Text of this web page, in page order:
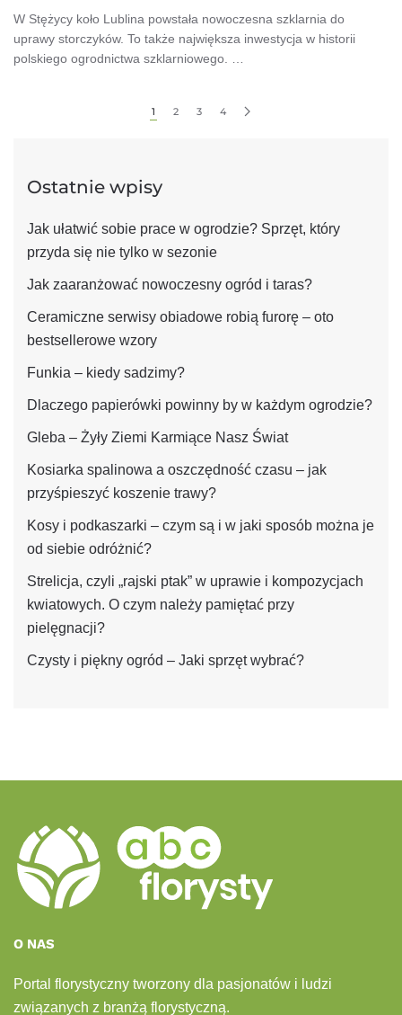
W Stężycy koło Lublina powstała nowoczesna szklarnia do
uprawy storczyków. To także największa inwestycja w historii
polskiego ogrodnictwa szklarniowego. …
1 2 3 4
Ostatnie wpisy
Jak ułatwić sobie prace w ogrodzie? Sprzęt, który
przyda się nie tylko w sezonie
Jak zaaranżować nowoczesny ogród i taras?
Ceramiczne serwisy obiadowe robią furorę – oto
bestsellerowe wzory
Funkia – kiedy sadzimy?
Dlaczego papierówki powinny by w każdym ogrodzie?
Gleba – Żyły Ziemi Karmiące Nasz Świat
Kosiarka spalinowa a oszczędność czasu – jak
przyśpieszyć koszenie trawy?
Kosy i podkaszarki – czym są i w jaki sposób można je
od siebie odróżnić?
Strelicja, czyli „rajski ptak” w uprawie i kompozycjach
kwiatowych. O czym należy pamiętać przy
pielęgnacji?
Czysty i piękny ogród – Jaki sprzęt wybrać?
O NAS
Portal florystyczny tworzony dla pasjonatów i ludzi
związanych z branżą florystyczną.